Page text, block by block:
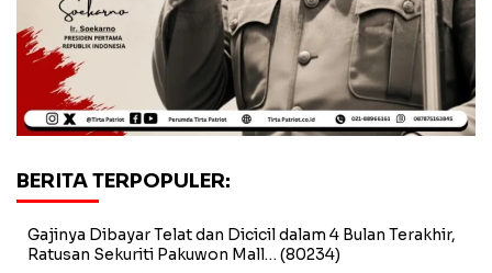
BERITA TERPOPULER:
Gajinya Dibayar Telat dan Dicicil dalam 4 Bulan Terakhir,
Ratusan Sekuriti Pakuwon Mall… (80234)